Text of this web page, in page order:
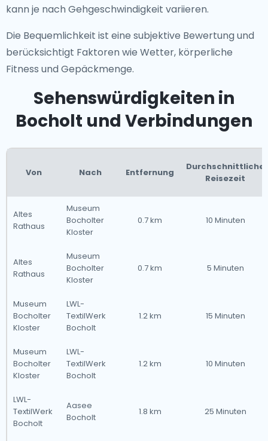
kann je nach Gehgeschwindigkeit variieren.
Die Bequemlichkeit ist eine subjektive Bewertung und
berücksichtigt Faktoren wie Wetter, körperliche
Fitness und Gepäckmenge.
Sehenswürdigkeiten in
Bocholt und Verbindungen
Von Nach Entfernung
Durchschnittliche
Reisezeit
Altes
Rathaus
Museum
Bocholter
Kloster
0.7 km 10 Minuten
Altes
Rathaus
Museum
Bocholter
Kloster
0.7 km 5 Minuten
Museum
Bocholter
Kloster
LWL-
TextilWerk
Bocholt
1.2 km 15 Minuten
Museum
Bocholter
Kloster
LWL-
TextilWerk
Bocholt
1.2 km 10 Minuten
LWL-
TextilWerk
Bocholt
Aasee
Bocholt
1.8 km 25 Minuten